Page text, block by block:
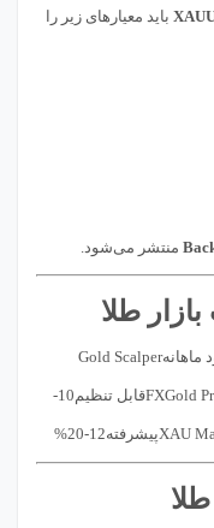
باید معیارهای زیر را
منتشر می‌شود.
طلا
نام رباتنوع استراتژیتنظیمات دستیمیانگین سود ماهانهGold Scalper
EAScalpingمتوسط8-12%FXGold ProTrend Followingقابل تنظیم10-